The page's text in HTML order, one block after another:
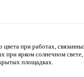
при работах,
при ярком солнечном свете,
площадках.